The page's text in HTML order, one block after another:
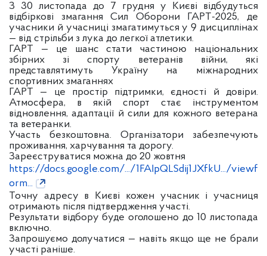
З 30 листопада до 7 грудня у Києві відбудуться
відбіркові змагання Сил Оборони ГАРТ-2025, де
учасники й учасниці змагатимуться у 9 дисциплінах
— від стрільби з лука до легкої атлетики.
ГАРТ — це шанс стати частиною національних
збірних зі спорту ветеранів війни, які
представлятимуть Україну на міжнародних
спортивних змаганнях
ГАРТ — це простір підтримки, єдності й довіри.
Атмосфера, в якій спорт стає інструментом
відновлення, адаптації й сили для кожного ветерана
та ветеранки.
Участь безкоштовна. Організатори забезпечують
проживання, харчування та дорогу.
Зареєструватися можна до 20 жовтня
https://docs.google.com/.../1FAIpQLSdij1JXfkU.../viewf
orm...
Точну адресу в Києві кожен учасник і учасниця
отримають після підтвердження участі.
Результати відбору буде оголошено до 10 листопада
включно.
Запрошуємо долучатися — навіть якщо ще не брали
участі раніше.